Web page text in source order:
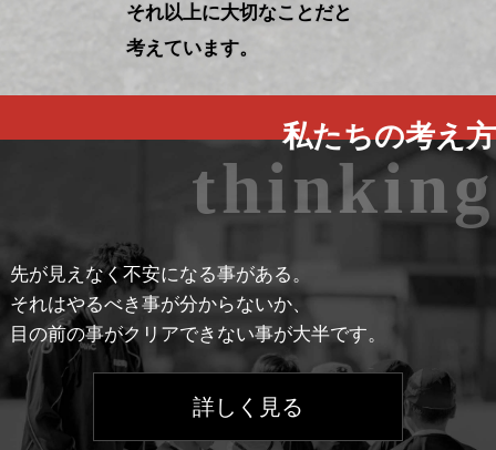
それ以上に大切なことだと
考えています。
私たちの考え方
thinking
先が見えなく不安になる事がある。
それはやるべき事が分からないか、
目の前の事がクリアできない事が大半です。
詳しく見る